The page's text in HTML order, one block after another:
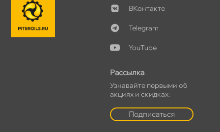
Контакте
Telegram
YouTube
Рассылка
Узнавайте первыми о
акциях и скидках:
Подписаться